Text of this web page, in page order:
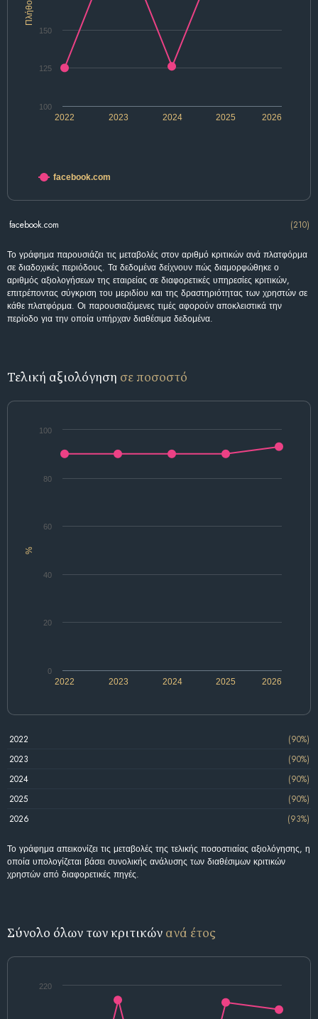
Πλήθος
2022 2024 2026
2023 2025
100
125
150
facebook.com
facebook.com (210)
Το γράφημα παρουσιάζει τις μεταβολές στον αριθμό κριτικών ανά πλατφόρμα
σε διαδοχικές περιόδους. Τα δεδομένα δείχνουν πώς διαμορφώθηκε ο
αριθμός αξιολογήσεων της εταιρείας σε διαφορετικές υπηρεσίες κριτικών,
επιτρέποντας σύγκριση του μεριδίου και της δραστηριότητας των χρηστών σε
κάθε πλατφόρμα. Οι παρουσιαζόμενες τιμές αφορούν αποκλειστικά την
περίοδο για την οποία υπήρχαν διαθέσιμα δεδομένα.
Τελική αξιολόγηση σε ποσοστό
%
2022 2024 2026
2023 2025
0
20
40
60
80
100
2022
(90%)
2023
(90%)
2024
(90%)
2025
(90%)
2026
(93%)
Το γράφημα απεικονίζει τις μεταβολές της τελικής ποσοστιαίας αξιολόγησης, η
οποία υπολογίζεται βάσει συνολικής ανάλυσης των διαθέσιμων κριτικών
χρηστών από διαφορετικές πηγές.
Σύνολο όλων των κριτικών ανά έτος
220